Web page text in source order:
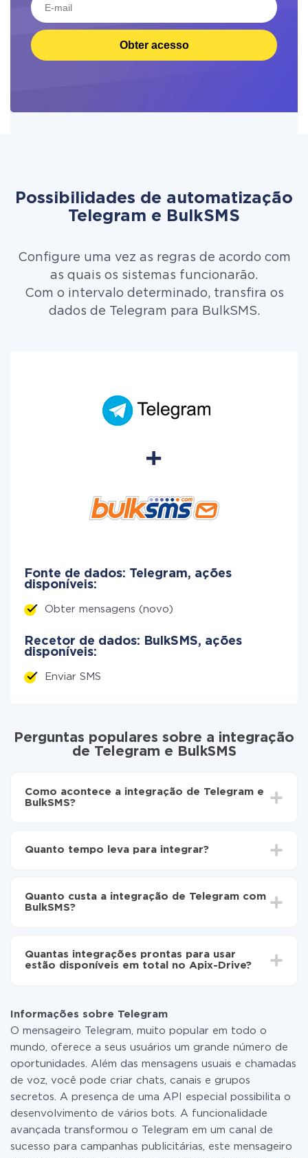
Obter acesso
Possibilidades de automatização
Telegram e BulkSMS
Configure uma vez as regras de acordo com
as quais os sistemas funcionarão.
Com o intervalo determinado, transfira os
dados de Telegram para BulkSMS.
Fonte de dados: Telegram, ações
disponíveis:
Obter mensagens (novo)
Recetor de dados: BulkSMS, ações
disponíveis:
Enviar SMS
Perguntas populares sobre a integração
de Telegram e BulkSMS
Como acontece a integração de Telegram e
BulkSMS?
BulkSMS
automaticamente de Telegram para BulkSMS
Quanto tempo leva para integrar?
30 minutos. Em média, a configuração leva de 10 a 15
minutos.
Quanto custa a integração de Telegram com
BulkSMS?
as tarifas. Você paga apenas pela quantidade de
dados que é realmente transferida de um de seus
ou mudar para um de pago, se necessário. Mais
detalhes sobretarifas.
Quantas integrações prontas para usar
estão disponíveis em total no Apix-Drive?
Informações sobre Telegram
O mensageiro Telegram, muito popular em todo o
mundo, oferece a seus usuários um grande número de
oportunidades. Além das mensagens usuais e chamadas
de voz, você pode criar chats, canais e grupos
secretos. A presença de uma API especial possibilita o
desenvolvimento de vários bots. A funcionalidade
avançada transformou o Telegram em um canal de
sucesso para campanhas publicitárias, este mensageiro